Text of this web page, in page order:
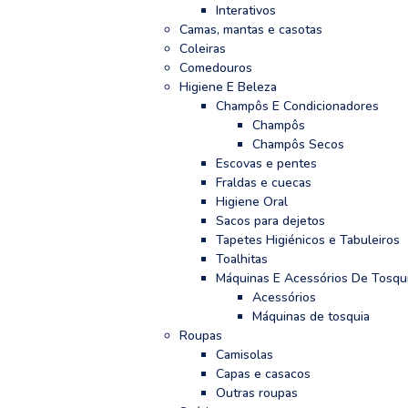
Interativos
Camas, mantas e casotas
Coleiras
Comedouros
Higiene E Beleza
Champôs E Condicionadores
Champôs
Champôs Secos
Escovas e pentes
Fraldas e cuecas
Higiene Oral
Sacos para dejetos
Tapetes Higiénicos e Tabuleiros
Toalhitas
Máquinas E Acessórios De
Acessórios
Máquinas de tosquia
Roupas
Camisolas
Capas e casacos
Outras roupas